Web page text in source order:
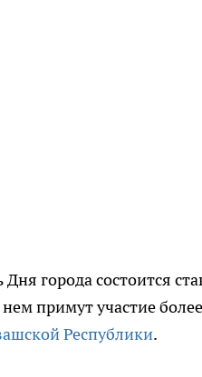
Дня города состоится
примут участие
Республики.